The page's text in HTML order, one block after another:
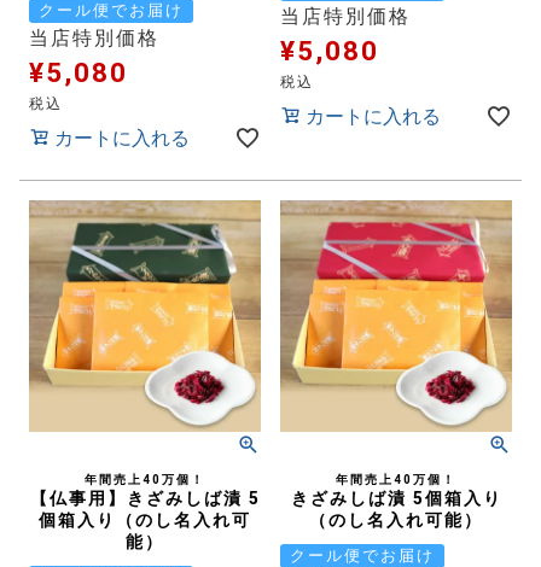
クール便でお届け
当店特別価格
¥5,080
税込
カートに入れる
当店特別価格
¥5,080
税込
カートに入れる
年間売上40万個！
【仏事用】きざみしば漬 5
個箱入り（のし名入れ可
能）
年間売上40万個！
きざみしば漬 5個箱入り
（のし名入れ可能）
クール便でお届け